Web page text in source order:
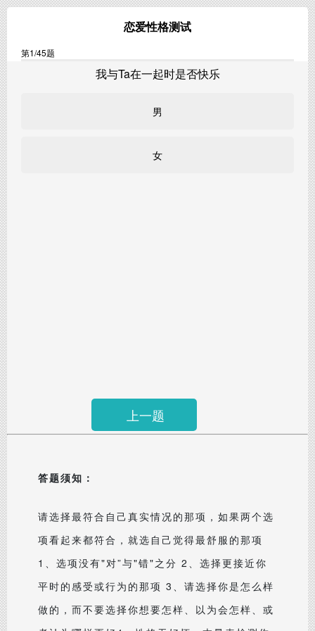
恋爱性格测试
第1/45题
我与Ta在一起时是否快乐
男
女
上一题
答题须知：
请选择最符合自己真实情况的那项，如果两个选
项看起来都符合，就选自己觉得最舒服的那项
1、选项没有"对”与"错"之分 2、选择更接近你
平时的感受或行为的那项 3、请选择你是怎么样
做的，而不要选择你想要怎样、以为会怎样、或